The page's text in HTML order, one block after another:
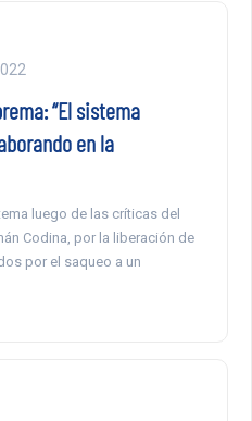
“El sistema
en la
luego de las críticas del
Codina, por la liberación de
por el saqueo a un